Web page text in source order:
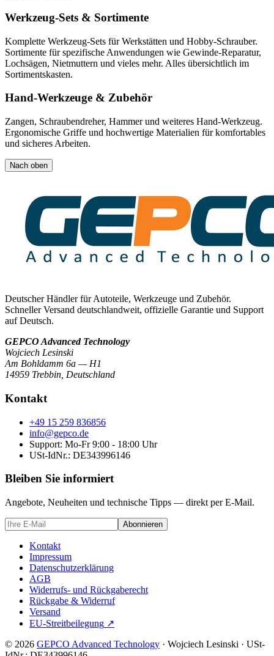
Werkzeug-Sets & Sortimente
Komplette Werkzeug-Sets für Werkstätten und Hobby-Schrauber.
Sortimente für spezifische Anwendungen wie Gewinde-Reparatur,
Lochsägen, Nietmuttern und vieles mehr. Alles übersichtlich im
Sortimentskasten.
Hand-Werkzeuge & Zubehör
Zangen, Schraubendreher, Hammer und weiteres Hand-Werkzeug.
Ergonomische Griffe und hochwertige Materialien für komfortables
und sicheres Arbeiten.
Nach oben
Deutscher Händler für Autoteile, Werkzeuge und Zubehör.
Schneller Versand deutschlandweit, offizielle Garantie und Support
auf Deutsch.
GEPCO Advanced Technology
Wojciech Lesinski
Am Bohldamm 6a — H1
14959 Trebbin Deutschland
Kontakt
+49 15 259 836856
info@gepco.de
Support: Mo-Fr 9:00 - 18:00 Uhr
USt-IdNr.: DE343996146
Bleiben Sie informiert
Angebote, Neuheiten und technische Tipps — direkt per E-Mail.
Abonnieren
Kontakt
Impressum
Datenschutzerklärung
AGB
Widerrufs- und Rückgaberecht
Rückgabe & Widerruf
Versand
EU-Streitbeilegung ↗
© 2026 GEPCO Advanced Technology · Wojciech Lesinski · USt-